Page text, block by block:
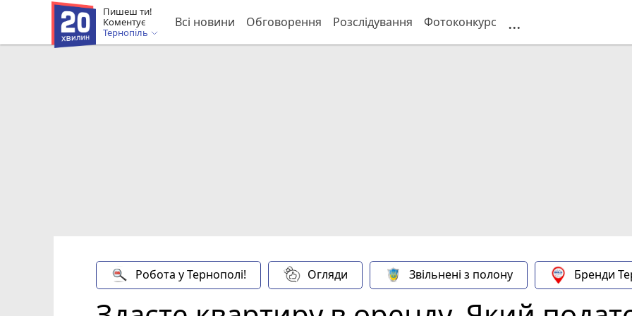
Пишеш ти!
Коментує
Тернопіль
Всі новини Обговорення Розслідування Фотоконкурс ...
Робота у Тернополі! Огляди Звільнені з полону Бренди